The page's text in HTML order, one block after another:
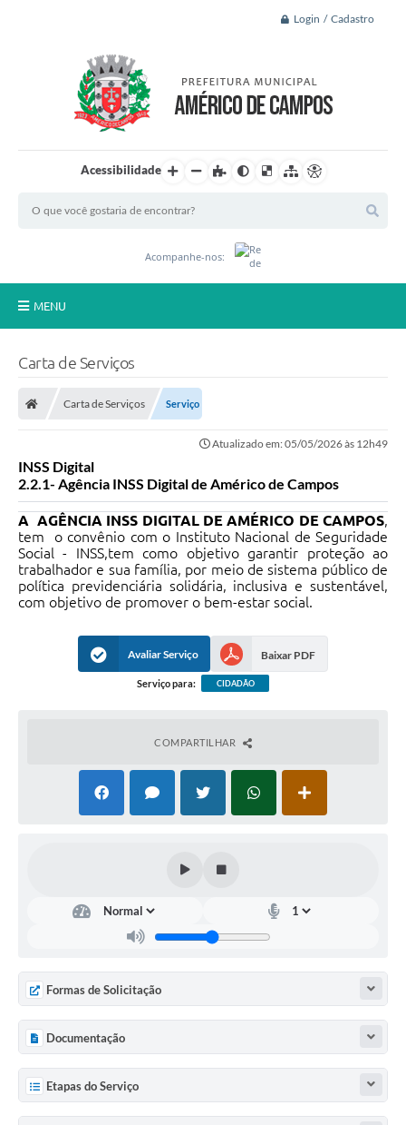
Login / Cadastro
Acessibilidade
Acompanhe-nos:
MENU
Serviços Online
Transparência
PUBLICIDADE DOS AGENDAMENTOS DOS CENTROS
COMUNITÁRIOS
Audiências Públicas
Prestação de Contas
Estrutura Administrativa e Competências
VTN - Valor da Terra Nua
Galeria de Fotos
Editais
Telefones Úteis
Carta de Serviços
Carta de Serviços Serviço
Atualizado em: 05/05/2026 às 12h49
INSS Digital
2.2.1- Agência INSS Digital de Américo de Campos
A AGÊNCIA INSS DIGITAL DE AMÉRICO DE CAMPOS,
tem o convênio com o Instituto Nacional de Seguridade
Social - INSS,tem como objetivo garantir proteção ao
trabalhador e sua família, por meio de sistema público de
política previdenciária solidária, inclusiva e sustentável,
com objetivo de promover o bem-estar social.
Avaliar Serviço Baixar PDF
Serviço para: CIDADÃO
COMPARTILHAR
Formas de Solicitação
Documentação
Etapas do Serviço